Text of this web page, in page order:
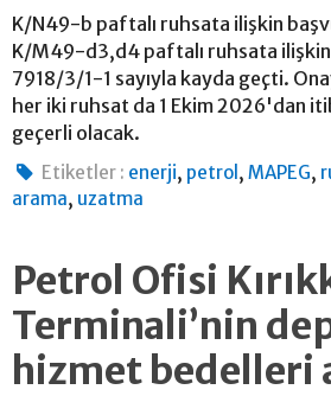
K/N49-b paftalı ruhsata ilişkin
K/M49-d3,d4 paftalı ruhsata ilişkin
7918/3/1-1 sayıyla kayda geçti.
her iki ruhsat da 1 Ekim 2026'dan
geçerli olacak.
Etiketler : enerji, petrol ,MAPEG,
arama, uzatma
Petrol Ofisi
Terminali’nin
hizmet bedelleri